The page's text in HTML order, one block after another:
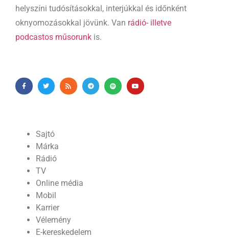
helyszíni tudósításokkal, interjúkkal és időnként
oknyomozásokkal jövünk. Van rádió- illetve
podcastos műsorunk is.
Sajtó
Márka
Rádió
TV
Online média
Mobil
Karrier
Vélemény
E-kereskedelem